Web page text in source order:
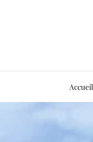
Accueil